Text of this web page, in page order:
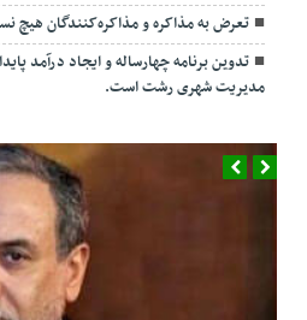
تعرض به مذاکره و مذاکره‌کنندگان هیچ
تدوین برنامه چهارساله و ایجاد درآمد
مدیریت شهری رشت است.